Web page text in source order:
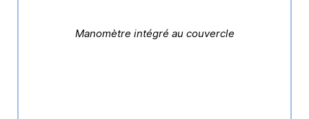
Manomètre intégré au couvercle